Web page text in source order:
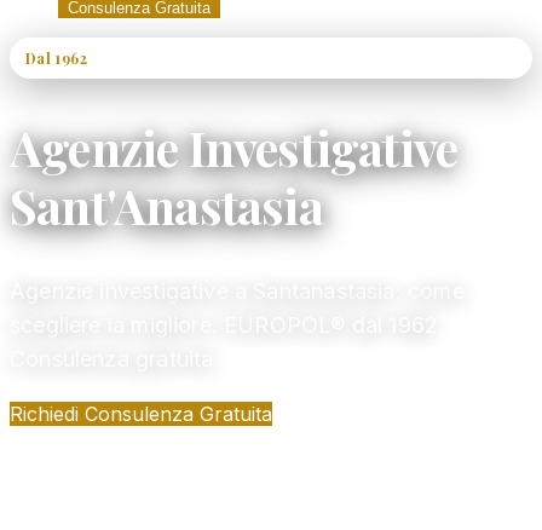
Consulenza Gratuita
Dal 1962
Agenzie Investigative
Sant'Anastasia
Richiedi Consulenza Gratuita